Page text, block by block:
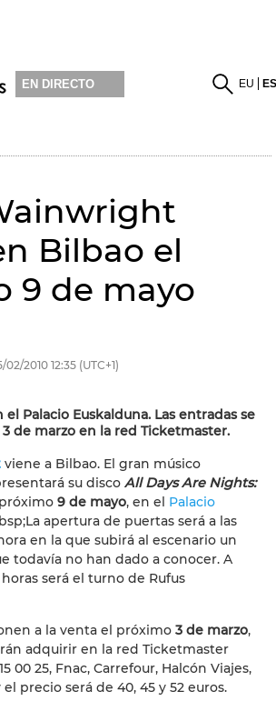
EN DIRECTO EU
Bilbao el
9 de mayo
02/2010 12:35 (UTC+1)
Palacio Euskalduna. Las entradas se
de marzo en la red Ticketmaster.
viene a Bilbao. El gran músico
su disco All Days Are Nights:
9 de mayo, en el Palacio
apertura de puertas será a las
en la que subirá al escenario un
todavía no han dado a conocer. A
será el turno de Rufus
a la venta el próximo 3 de marzo,
adquirir en la red Ticketmaster
00 25, Fnac, Carrefour, Halcón Viajes,
precio será de 40, 45 y 52 euros.